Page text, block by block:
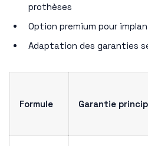
prothèses
Option premium pour
Adaptation des garanties
Formule Garantie